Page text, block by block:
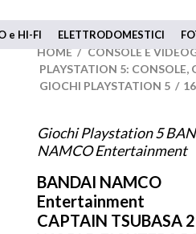
e HI-FI ELETTRODOMESTICI
HOME / CONSOLE E
PLAYSTATION 5: CONSOLE,
GIOCHI PLAYSTATION 5 /
Giochi Playstation 5
NAMCO Entertainment
BANDAI NAMCO
Entertainment
CAPTAIN TSUBASA